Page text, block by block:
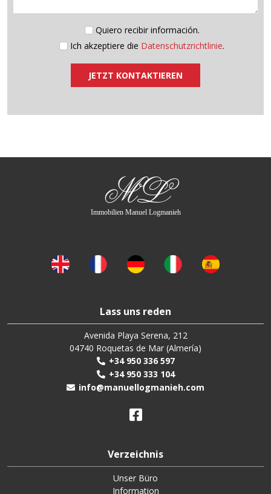
Quiero recibir información.
Ich akzeptiere die Datenschutzrichtlinie.
JETZT KONTAKTIEREN
ML
Immobilien Manuel Logmanieh
Lass uns reden
Avenida Playa Serena, 212
04740 Roquetas de Mar (Almería)
+34 950 336 597
+34 950 333 104
info@manuellogmanieh.com
Verzeichnis
Unser Büro
Information